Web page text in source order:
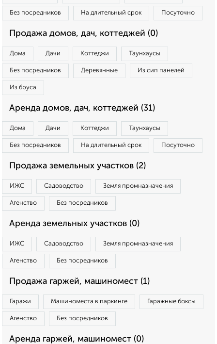
Без посредников На длительный срок Посуточно
Продажа домов, дач, коттеджей (0)
Дома Дачи Коттеджи Таунхаусы
Без посредников Деревянные Из сип панелей
Из бруса
Аренда домов, дач, коттеджей (31)
Дома Дачи Коттеджи Таунхаусы
Без посредников На длительный срок Посуточно
Продажа земельных участков (2)
ИЖС Садоводство Земля промназначения
Агенство Без посредников
Аренда земельных участков (0)
ИЖС Садоводство Земля промназначения
Агенство Без посредников
Продажа гаржей, машиномест (1)
Гаражи Машиноместа в паркинге Гаражные боксы
Агенство Без посредников
Аренда гаржей, машиномест (0)